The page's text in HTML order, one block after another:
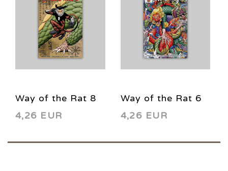
Way of the Rat 8
2003
4,26 EUR
Way of the Rat 6
2002
4,26 EUR